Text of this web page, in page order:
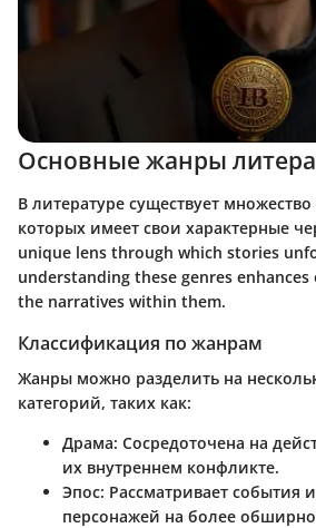
Основные жанры
В литературе существует
которых имеет свои характерные
unique lens through which stories
understanding these genres
the narratives within them.
Классификация по жанрам
Жанры можно разделить на
категорий, таких как:
Драма: Сосредоточена на
их внутреннем конфликте.
Эпос: Рассматривает события
персонажей на более